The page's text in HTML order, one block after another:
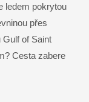
ledem pokrytou
přes
of Saint
Cesta zabere